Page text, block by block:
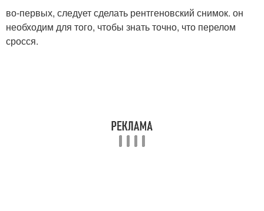
во-первых, следует сделать рентгеновский снимок. он
необходим для того, чтобы знать точно, что перелом
сросся.